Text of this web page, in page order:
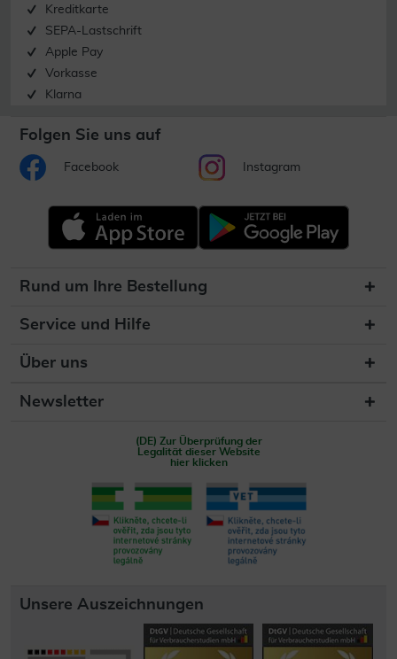
Kreditkarte
SEPA-Lastschrift
Apple Pay
Vorkasse
Klarna
Folgen Sie uns auf
Facebook Instagram
Rund um Ihre Bestellung
Service und Hilfe
Über uns
Newsletter
(DE) Zur Überprüfung der
Legalität dieser Website
hier klicken
Unsere Auszeichnungen